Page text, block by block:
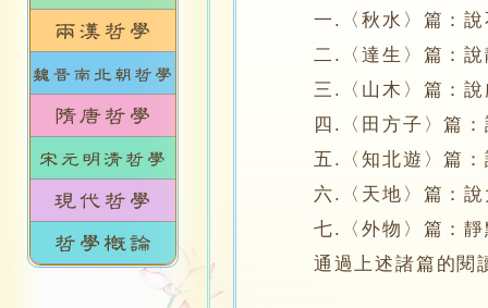
一.〈秋水〉篇：說
二.〈達生〉篇：說
三.〈山木〉篇：說
四.〈田方子〉篇：
五.〈知北遊〉篇：
六.〈天地〉篇：說
七.〈外物〉篇：靜
通過上述諸篇的閱讀